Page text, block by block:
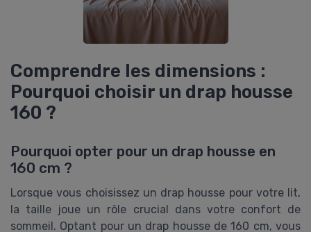
Comprendre les dimensions :
Pourquoi choisir un drap housse
160 ?
Pourquoi opter pour un drap housse en
160 cm ?
Lorsque vous choisissez un drap housse pour votre lit,
la taille joue un rôle crucial dans votre confort de
sommeil. Optant pour un drap housse de 160 cm, vous